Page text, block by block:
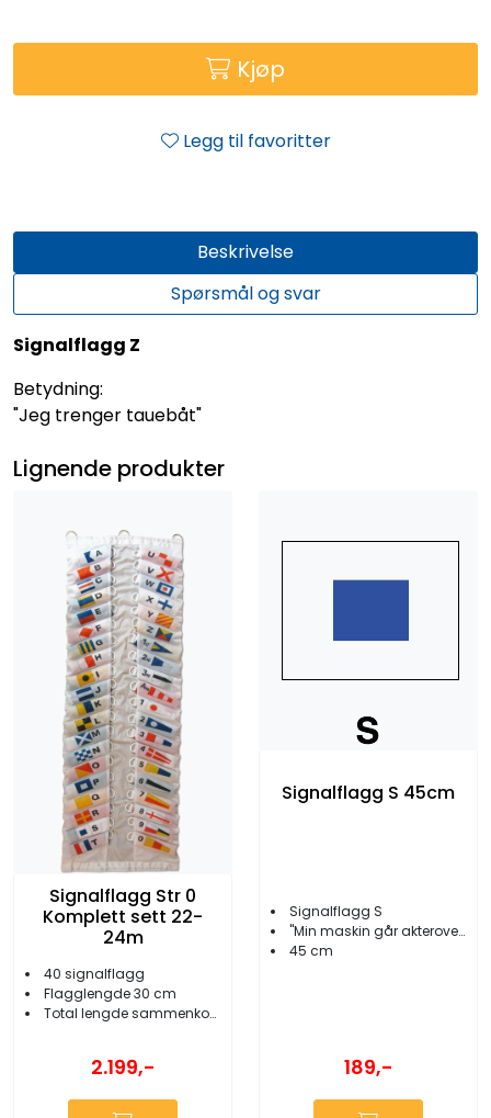
Kjøp
Legg til favoritter
Beskrivelse
Spørsmål og svar
Signalflagg Z
Betydning:
"Jeg trenger tauebåt"
Lignende produkter
Signalflagg Str 0
Komplett sett 22-
24m
40 signalflagg
Flagglengde 30 cm
Total lengde sammenkoblet 22-24 meter
2.199,-
Signalflagg S 45cm
Signalflagg S
''Min maskin går akterover''
45 cm
189,-